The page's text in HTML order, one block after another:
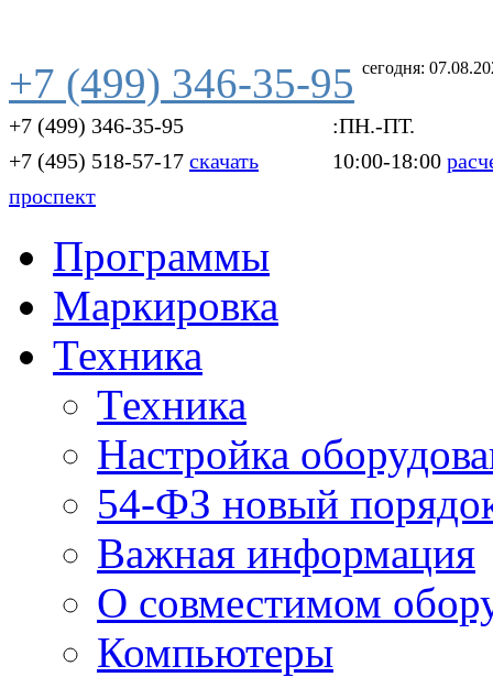
сегодня:
+7 (499) 346-35-95
+7 (499) 346-35-95
+7 (495) 518-57-17 скачать
проспект
:ПН.-ПТ.
10:00-18:00
Программы
Маркировка
Техника
Техника
Настройка
54-ФЗ новый
Важная информация
О совместимом
Компьютеры